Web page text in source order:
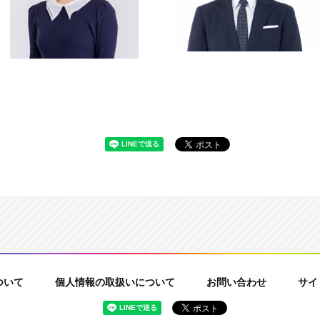
いて 個人情報の取扱いについて お問い合わせ サイ